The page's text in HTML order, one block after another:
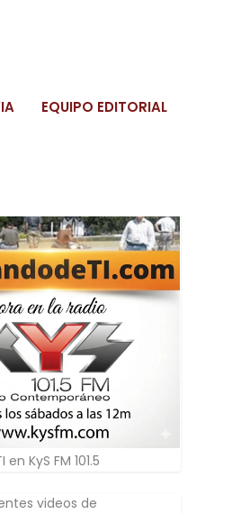
EQUIPO EDITORIAL
KyS FM 101.5
videos de